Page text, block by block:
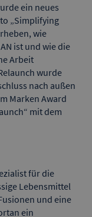
ein neues
„Simplifying
wie
ist und wie die
Arbeit
wurde
nach außen
Marken Award
mit dem
für die
Lebensmittel
und eine
ein